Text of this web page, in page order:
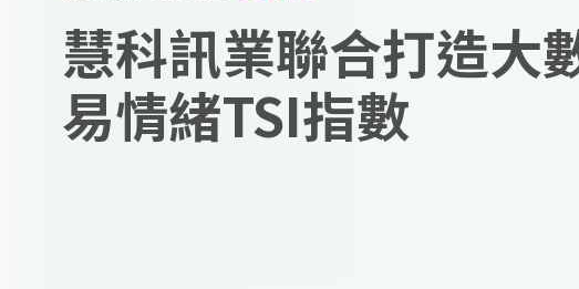
慧科訊業聯合打造大
易情緒TSI指數